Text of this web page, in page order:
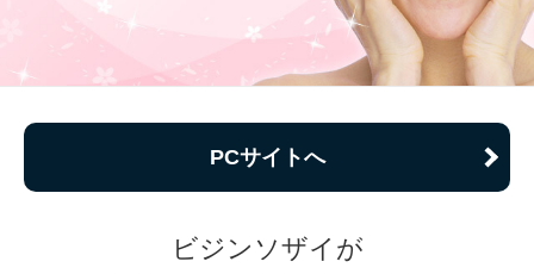
PCサイトへ
ビジンソザイが